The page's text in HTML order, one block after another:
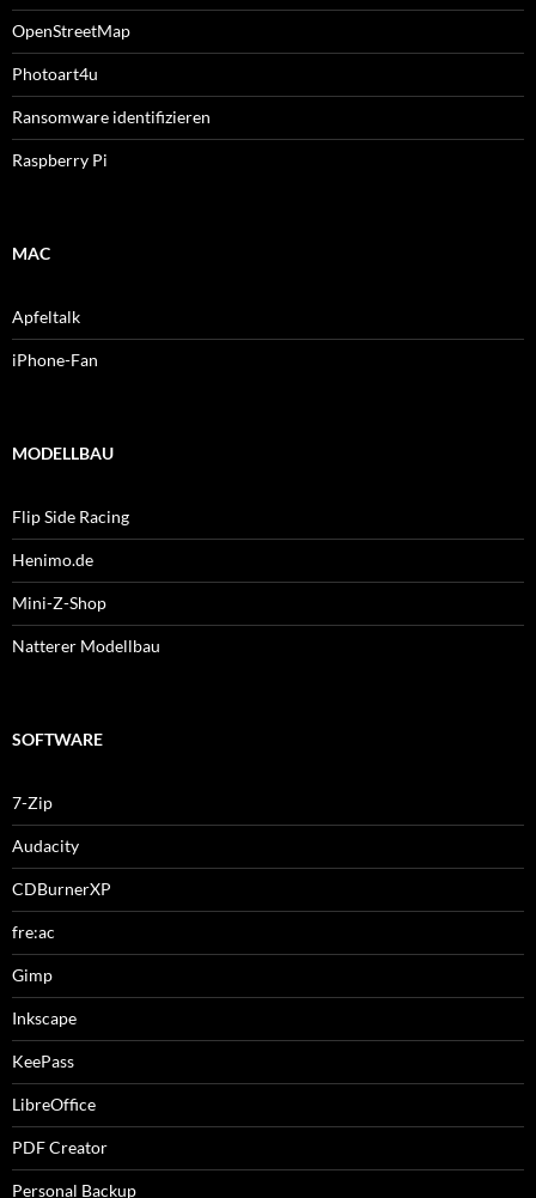
OpenStreetMap
Photoart4u
Ransomware identifizieren
Raspberry Pi
MAC
Apfeltalk
iPhone-Fan
MODELLBAU
Flip Side Racing
Henimo.de
Mini-Z-Shop
Natterer Modellbau
SOFTWARE
7-Zip
Audacity
CDBurnerXP
fre:ac
Gimp
Inkscape
KeePass
LibreOffice
PDF Creator
Personal Backup